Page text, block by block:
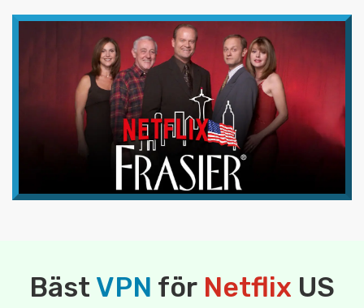
Bäst VPN för Netflix US